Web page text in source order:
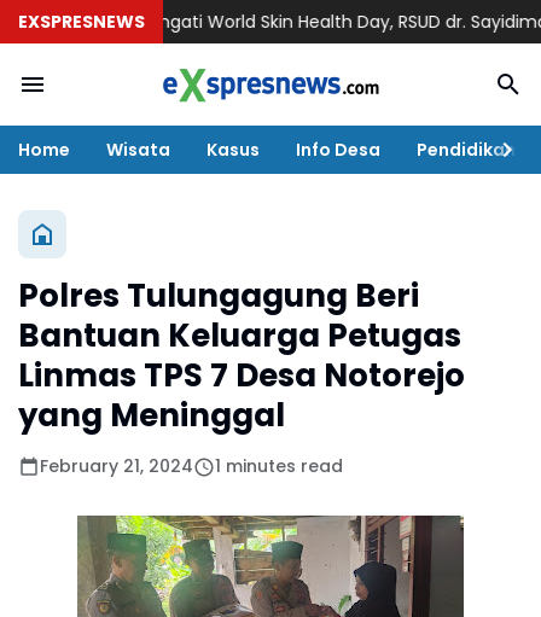
EXSPRESNEWS
Memperingati World Skin Health Day, RSUD dr. Sayidiman
Home Wisata Kasus Info Desa Pendidikan
Polres Tulungagung Beri
Bantuan Keluarga Petugas
Linmas TPS 7 Desa Notorejo
yang Meninggal
February 21, 2024 1 minutes read